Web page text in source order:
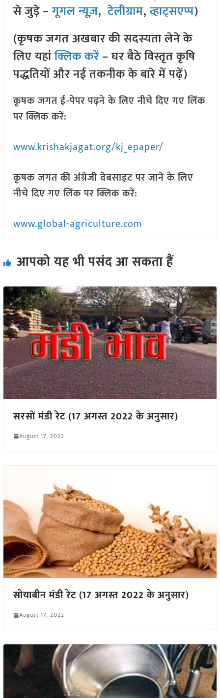
से जुड़े –गूगल न्यूज़,टेलीग्राम,व्हाट्सएप्प)
(कृषक जगत अखबार की सदस्यता लेने के
लिए यहांक्लिक करें– घर बैठे विस्तृत कृषि
पद्धतियों और नई तकनीक के बारे में पढ़ें)
कृषक जगत ई-पेपर पढ़ने के लिए नीचे दिए गए लिंक
पर क्लिक करें:
www.krishakjagat.org/kj_epaper/
कृषक जगत की अंग्रेजी वेबसाइट पर जाने के लिए
नीचे दिए गए लिंक पर क्लिक करें:
www.global-agriculture.com
आपको यह भी पसंद आ सकता हैं
सरसों मंडी रेट (17 अगस्त 2022 के अनुसार)
August 17, 2022
सोयाबीन मंडी रेट (17 अगस्त 2022 के अनुसार)
August 17, 2022